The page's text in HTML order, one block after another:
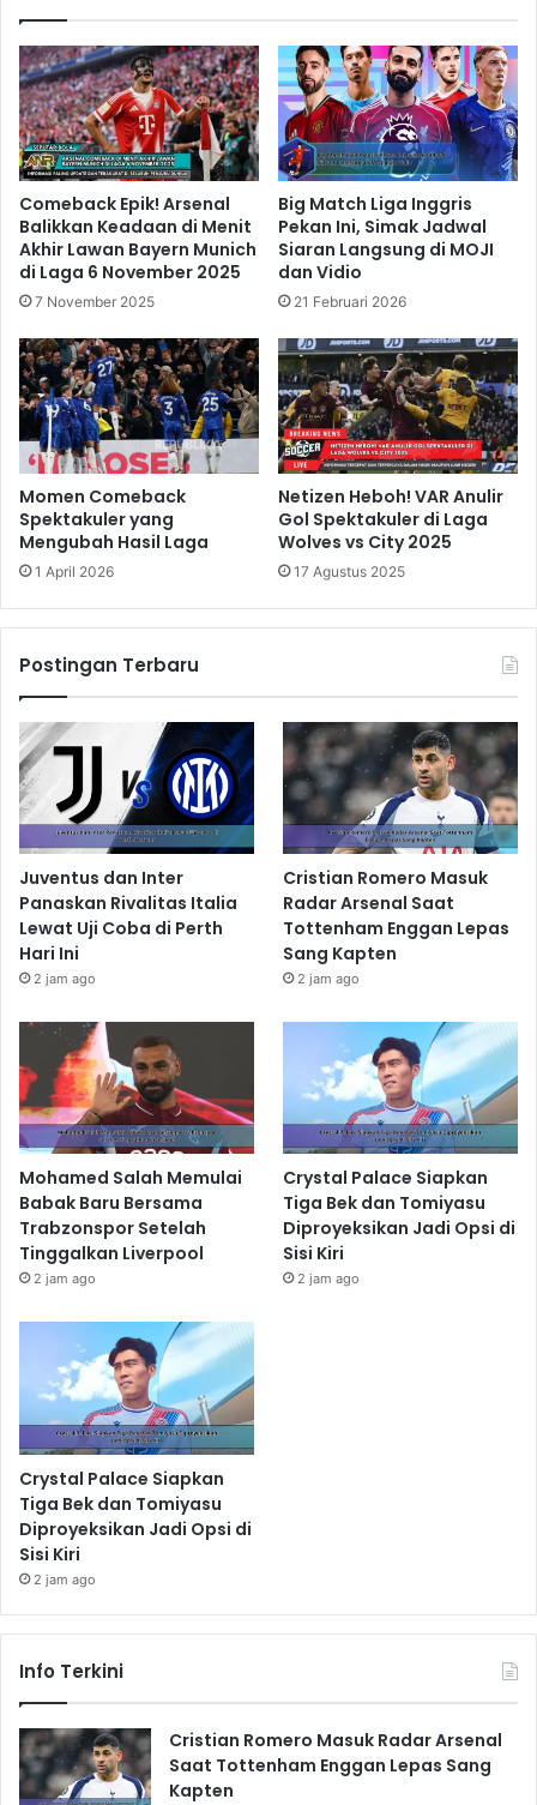
Comeback Epik! Arsenal
Balikkan Keadaan di Menit
Akhir Lawan Bayern Munich
di Laga 6 November 2025
7 November 2025
Big Match Liga Inggris
Pekan Ini, Simak Jadwal
Siaran Langsung di MOJI
dan Vidio
21 Februari 2026
Momen Comeback
Spektakuler yang
Mengubah Hasil Laga
1 April 2026
Netizen Heboh! VAR Anulir
Gol Spektakuler di Laga
Wolves vs City 2025
17 Agustus 2025
Postingan Terbaru
Juventus dan Inter
Panaskan Rivalitas Italia
Lewat Uji Coba di Perth
Hari Ini
2 jam ago
Cristian Romero Masuk
Radar Arsenal Saat
Tottenham Enggan Lepas
Sang Kapten
2 jam ago
Mohamed Salah Memulai
Babak Baru Bersama
Trabzonspor Setelah
Tinggalkan Liverpool
2 jam ago
Crystal Palace Siapkan
Tiga Bek dan Tomiyasu
Diproyeksikan Jadi Opsi di
Sisi Kiri
2 jam ago
Crystal Palace Siapkan
Tiga Bek dan Tomiyasu
Diproyeksikan Jadi Opsi di
Sisi Kiri
2 jam ago
Info Terkini
Cristian Romero Masuk Radar Arsenal
Saat Tottenham Enggan Lepas Sang
Kapten